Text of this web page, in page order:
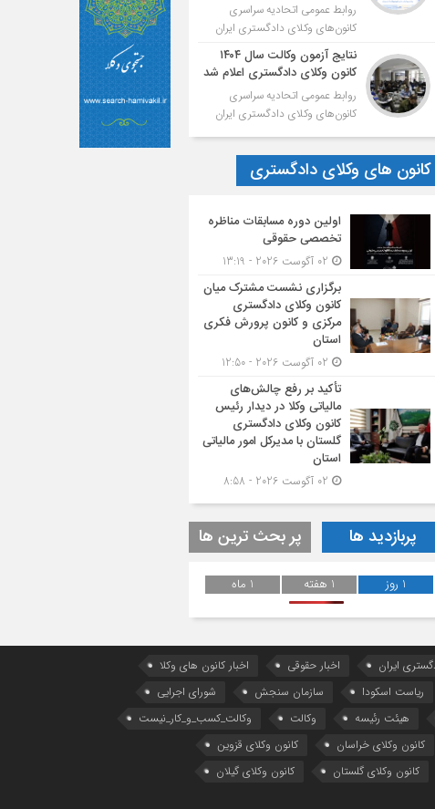
روابط عمومی اتحادیه سراسری
کانون‌های وکلای دادگستری ایران
نتایج آزمون وکالت سال ۱۴۰۴
کانون وکلای دادگستری اعلام شد
روابط عمومی اتحادیه سراسری
کانون‌های وکلای دادگستری ایران
کانون های وکلای دادگستری
اولین دوره مسابقات مناظره
تخصصی حقوقی
برگزاری نشست مشترک میان
کانون وکلای دادگستری
مرکزی و کانون پرورش فکری
استان
تأکید بر رفع چالش‌های
مالیاتی وکلا در دیدار رئیس
کانون وکلای دادگستری
گلستان با مدیرکل امور مالیاتی
استان
پربازدید ها پر بحث ترین ها
1 روز 1 هفته 1 ماه
ایران اخبار حقوقی
اخبار کانون های وکلا
ریاست اسکودا سازمان سنجش
شورای اجرایی
هیئت رئیسه وکالت
وکالت_کسب_و_کار_نیست
کانون وکلای خراسان
کانون وکلای قزوین
کانون وکلای گلستان
کانون وکلای گیلان